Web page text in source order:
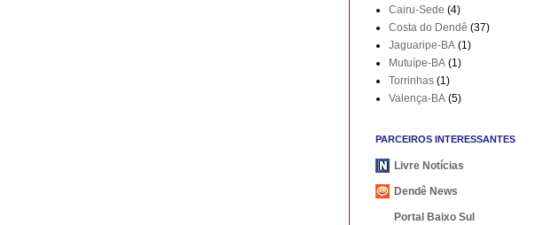
Cairu-Sede (4)
Costa do Dendê (37)
Jaguaripe-BA (1)
Mutuípe-BA (1)
Torrinhas (1)
Valença-BA (5)
PARCEIROS INTERESSANTES
Livre Notícias
Dendê News
Portal Baixo Sul